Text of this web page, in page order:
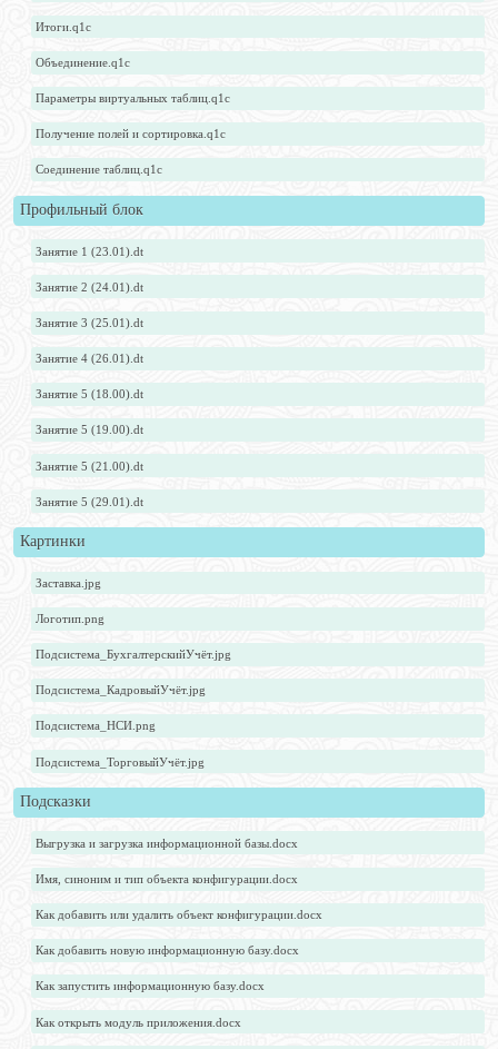
Итоги.q1c
Объединение.q1c
Параметры виртуальных таблиц.q1c
Получение полей и сортировка.q1c
Соединение таблиц.q1c
Профильный блок
Занятие 1 (23.01).dt
Занятие 2 (24.01).dt
Занятие 3 (25.01).dt
Занятие 4 (26.01).dt
Занятие 5 (18.00).dt
Занятие 5 (19.00).dt
Занятие 5 (21.00).dt
Занятие 5 (29.01).dt
Картинки
Заставка.jpg
Логотип.png
Подсистема_БухгалтерскийУчёт.jpg
Подсистема_КадровыйУчёт.jpg
Подсистема_НСИ.png
Подсистема_ТорговыйУчёт.jpg
Подсказки
Выгрузка и загрузка информационной базы.docx
Имя, синоним и тип объекта конфигурации.docx
Как добавить или удалить объект конфигурации.docx
Как добавить новую информационную базу.docx
Как запустить информационную базу.docx
Как открыть модуль приложения.docx